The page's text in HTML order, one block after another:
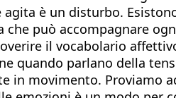
è un disturbo. Esistono
può accompagnare
il vocabolario
quando parlano della
in movimento. Proviamo